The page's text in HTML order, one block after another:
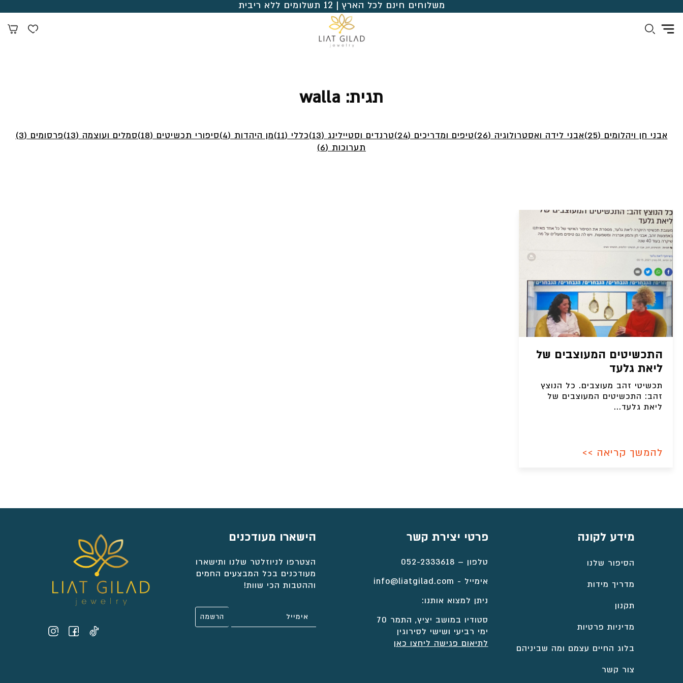
משלוחים חינם לכל הארץ | 12 תשלומים ללא ריבית
תגית: walla
אבני חן ויהלומים (25) אבני לידה ואסטרולוגיה (26) טיפים ומדריכים (24) טרנדים וסטיילינג (13) כללי (11) מן היהדות (4) סיפורי תכשיטים (18) סמלים ועוצמה (13)
פרסומים (3)
תערוכות (6)
התכשיטים המעוצבים של
ליאת גלעד
תכשיטי זהב מעוצבים. כל הנוצץ
זהב: התכשיטים המעוצבים של
ליאת גלעד...
להמשך קריאה >>
מידע לקונה
הסיפור שלנו
מדריך מידות
תקנון
מדיניות פרטיות
בלוג החיים עצמם ומה שביניהם
צור קשר
פרטי יצירת קשר
טלפון – 052-2333618
אימייל - info@liatgilad.com
ניתן למצוא אותנו:
סטודיו במושב יציץ, התמר 70
ימי רביעי ושישי לסירוגין
לתיאום פגישה ליחצו כאן
הישארו מעודכנים
הצטרפו לניוזלטר שלנו ותישארו
מעודכנים בכל המבצעים החמים
וההטבות הכי שוות!